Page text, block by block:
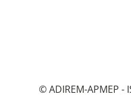
© ADIREM-APMEP -